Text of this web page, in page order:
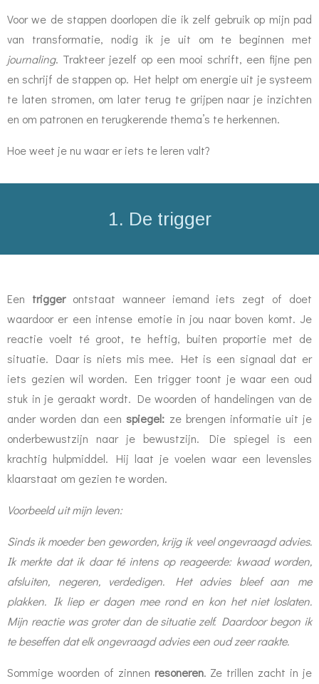
Voor we de stappen doorlopen die ik zelf gebruik op mijn pad
van transformatie, nodig ik je uit om te beginnen met
journaling. Trakteer jezelf op een mooi schrift, een fijne pen
en schrijf de stappen op. Het helpt om energie uit je systeem
te laten stromen, om later terug te grijpen naar je inzichten
en om patronen en terugkerende thema’s te herkennen.
Hoe weet je nu waar er iets te leren valt?
1. De trigger
Een triggerontstaat wanneer iemand iets zegt of doet
waardoor er een intense emotie in jou naar boven komt. Je
reactie voelt té groot, te heftig, buiten proportie met de
situatie. Daar is niets mis mee. Het is een signaal dat er
iets gezien wil worden. Een trigger toont je waar een oud
stuk in je geraakt wordt. De woorden of handelingen van de
ander worden dan eenspiegel: ze brengen informatie uit je
onderbewustzijn naar je bewustzijn. Die spiegel is een
krachtig hulpmiddel. Hij laat je voelen waar een levensles
klaarstaat om gezien te worden.
Voorbeeld uit mijn leven:
Sinds ik moeder ben geworden, krijg ik veel ongevraagd advies.
Ik merkte dat ik daar té intens op reageerde: kwaad worden,
afsluiten, negeren, verdedigen. Het advies bleef aan me
plakken. Ik liep er dagen mee rond en kon het niet loslaten.
Mijn reactie was groter dan de situatie zelf. Daardoor begon ik
te beseffen dat elk ongevraagd advies een oud zeer raakte.
Sommige woorden of zinnen resoneren. Ze trillen zacht in je